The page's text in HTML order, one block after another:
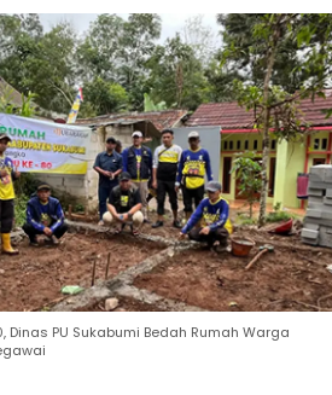
Dinas PU Sukabumi Bedah Rumah Warga